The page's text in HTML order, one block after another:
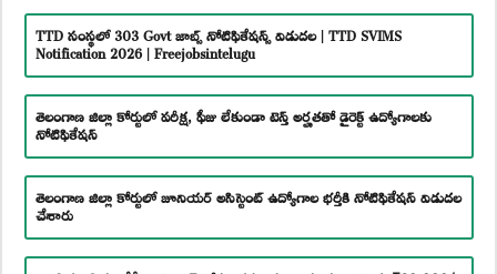
TTD సంస్థలో 303 Govt జాబ్స్ నోటిఫికేషన్స్ విడుదల | TTD SVIMS
Notification 2026 | Freejobsintelugu
తెలంగాణ జిల్లా కోర్టులో పరీక్ష, ఫీజు లేకుండా టెన్త్ అర్హతతో డైరెక్ట్ ఉద్యోగాలకు
నోటిఫికేషన్
తెలంగాణ జిల్లా కోర్టులో జూనియర్ అసిస్టెంట్ ఉద్యోగాల భర్తీకి నోటిఫికేషన్ విడుదల
చేశారు